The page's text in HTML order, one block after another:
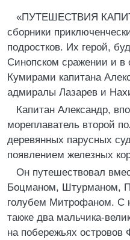
«ПУТЕШЕСТВИЯ
сборники
подростков. Их герой,
Синопском сражении и в
Кумирами капитана
адмиралы Лазарев и
Капитан Александр,
мореплаватель второй
деревянных парусных
появлением железных
Он путешествовал
Боцманом, Штурманом,
голубем Митрофаном. С
также два мальчика-
на побережьях островов